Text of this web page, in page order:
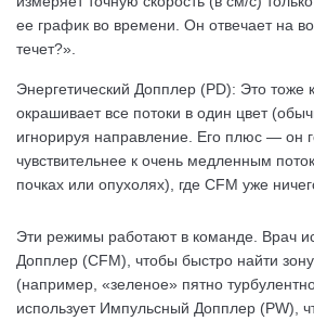
ее график во времени. Он отвечает на
течет?».
Энергетический Допплер (PD): Это тоже
окрашивает все потоки в один цвет
игнорируя направление. Его плюс — он
чувствительнее к очень медленным
почках или опухолях), где CFM уже
Эти режимы работают в команде. Врач
Допплер (CFM), чтобы быстро найти
(например, «зеленое» пятно
использует Импульсный Допплер (PW),